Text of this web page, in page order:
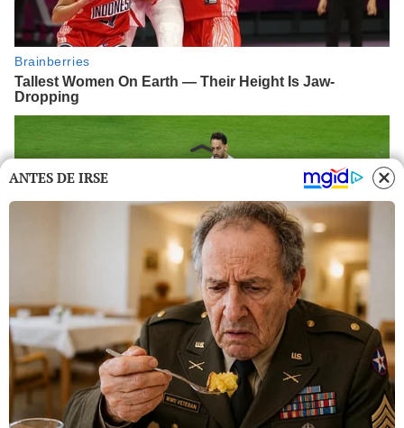
ANTES DE IRSE